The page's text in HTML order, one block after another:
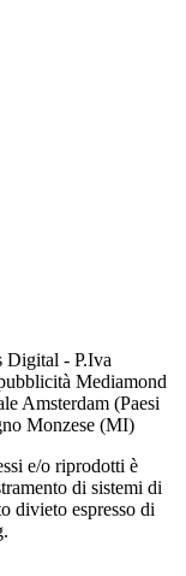
Digital - P.Iva
Mediamond
Amsterdam (Paesi
Monzese (MI)
e/o riprodotti è
di sistemi di
divieto espresso di